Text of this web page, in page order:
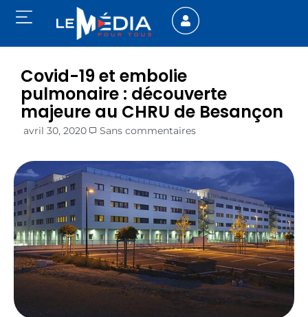
Covid-19 et embolie
pulmonaire : découverte
majeure au CHRU de Besançon
avril 30, 2020 Sans commentaires